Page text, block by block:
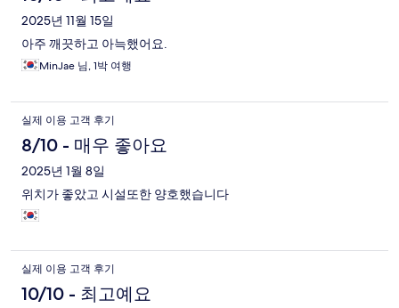
2025년 11월 15일
아주 깨끗하고 아늑했어요.
MinJae 님, 1박 여행
실제 이용 고객 후기
8/10 - 매우 좋아요
2025년 1월 8일
위치가 좋았고 시설또한 양호했습니다
실제 이용 고객 후기
10/10 - 최고예요